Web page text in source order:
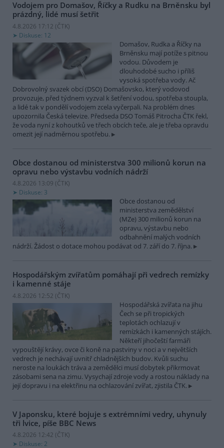
Vodojem pro Domašov, Říčky a Rudku na Brněnsku byl
prázdný, lidé musí šetřit
4.8.2026 17:12 (ČTK)
Diskuse: 12
Domašov, Rudka a Říčky na
Brněnsku mají potíže s pitnou
vodou. Důvodem je
dlouhodobé sucho i příliš
vysoká spotřeba vody. Ač
Dobrovolný svazek obcí (DSO) Domašovsko, který vodovod
provozuje, před týdnem vyzval k šetření vodou, spotřeba stoupla,
a lidé tak v pondělí vodojem zcela vyčerpali. Na problém dnes
upozornila Česká televize. Předseda DSO Tomáš Pitrocha ČTK řekl,
že voda nyní z kohoutků ve třech obcích teče, ale je třeba opravdu
omezit její nadměrnou spotřebu.
Obce dostanou od ministerstva 300 milionů korun na
opravu nebo výstavbu vodních nádrží
4.8.2026 13:09 (ČTK)
Diskuse: 3
Obce dostanou od
ministerstva zemědělství
(MZe) 300 milionů korun na
opravu, výstavbu nebo
odbahnění malých vodních
nádrží. Žádost o dotace mohou podávat od 7. září do 7. října.
Hospodářským zvířatům pomáhají při vedrech remízky
i kamenné stáje
4.8.2026 12:52 (ČTK)
Hospodářská zvířata na jihu
Čech se při tropických
teplotách ochlazují v
remízkách i kamenných stájích.
Někteří jihočeští farmáři
vypouštějí krávy, ovce či koně na pastviny v noci a v největších
vedrech je nechávají uvnitř chladnějších budov. Kvůli suchu
neroste na loukách tráva a zemědělci musí dobytek přikrmovat
zásobami sena na zimu. Vysychají zdroje vody a rostou náklady na
její dopravu i na elektřinu na ochlazování zvířat, zjistila ČTK.
V Japonsku, které bojuje s extrémními vedry, uhynuly
tři lvice, píše BBC News
4.8.2026 12:42 (ČTK)
Diskuse: 2